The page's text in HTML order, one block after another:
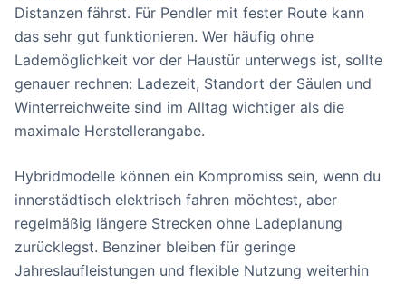
Distanzen fährst. Für Pendler mit fester Route kann
das sehr gut funktionieren. Wer häufig ohne
Lademöglichkeit vor der Haustür unterwegs ist, sollte
genauer rechnen: Ladezeit, Standort der Säulen und
Winterreichweite sind im Alltag wichtiger als die
maximale Herstellerangabe.
Hybridmodelle können ein Kompromiss sein, wenn du
innerstädtisch elektrisch fahren möchtest, aber
regelmäßig längere Strecken ohne Ladeplanung
zurücklegst. Benziner bleiben für geringe
Jahreslaufleistungen und flexible Nutzung weiterhin